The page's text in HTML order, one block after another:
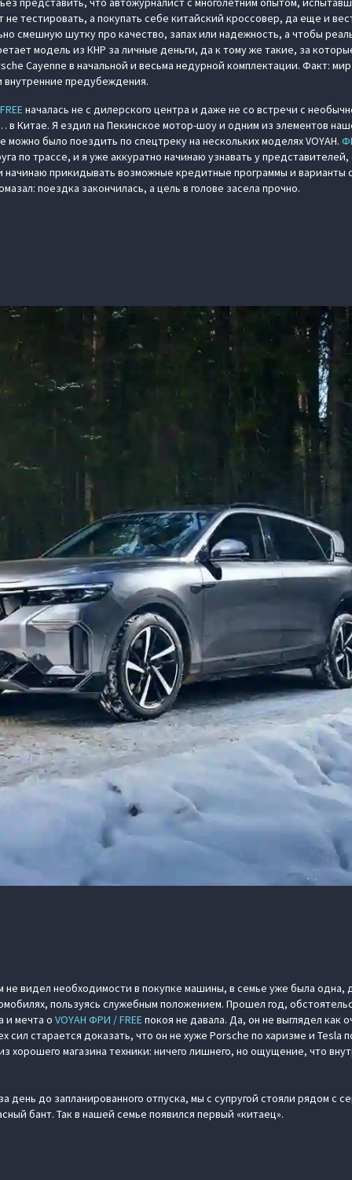
тестировать, а покупать себе китайский кроссовер, да еще и
смешную шутку про качество, запах или надежность, а чтобы
модель из КНР за личные деньги, да к тому же такие, за
Cayenne в начальной и весьма недурной комплектации. Факт:
внутренние предубеждения.
началась не с дилерского центра и даже не со встречи с
в Китае. Я ездил на Пекинское мотор-шоу и одним из элементов
можно было поездить по спецтреку на нескольких моделях VOYAH.
по трассе, и я уже аккуратно начинаю узнавать у
прикидывать возможные кредитные программы и варианты
поездка закончилась, а цель в голове засела прочно.
не видел необходимости в покупке машины, в семье уже была одна,
пользуясь служебным положением. Прошел год,
и мечта о VOYAH ФРИ / FREEпокоя не давала. Да, он не выглядел как
сил старается доказать, что он не хуже Porsche по харизме и Tesla
хорошего магазина техники: ничего лишнего, но ощущение, что
день до запланированного отпуска, мы с супругой стояли рядом с
бант. Так в нашей семье появился первый «китаец».